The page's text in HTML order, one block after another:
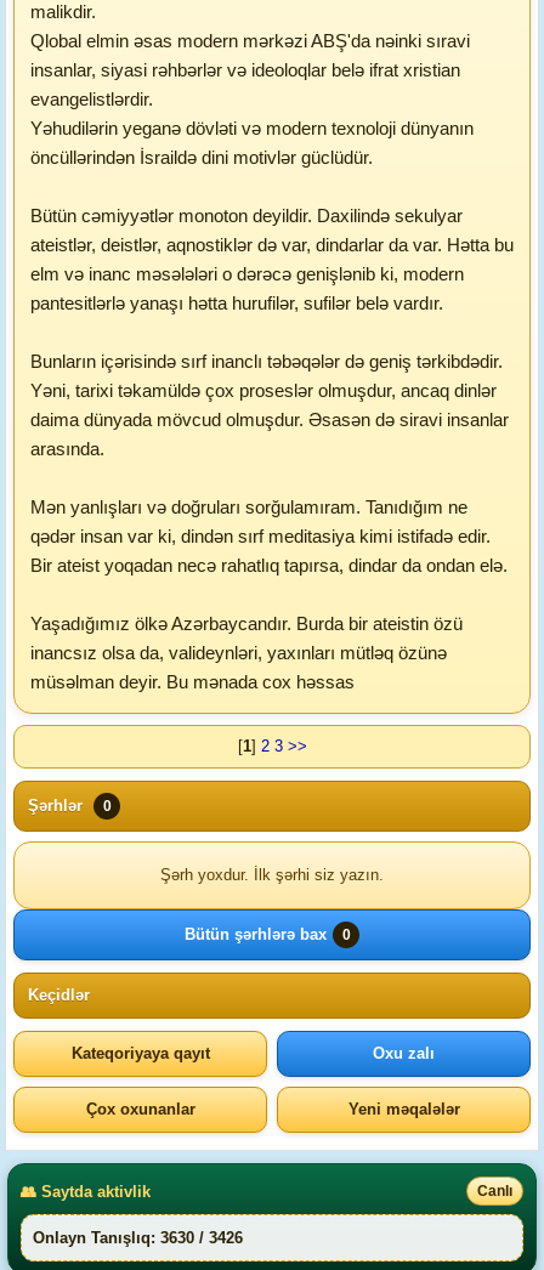
malikdir.
Qlobal elmin əsas modern mərkəzi ABŞ'da nəinki sıravi
insanlar, siyasi rəhbərlər və ideoloqlar belə ifrat xristian
evangelistlərdir.
Yəhudilərin yeganə dövləti və modern texnoloji dünyanın
öncüllərindən İsraildə dini motivlər güclüdür.
Bütün cəmiyyətlər monoton deyildir. Daxilində sekulyar
ateistlər, deistlər, aqnostiklər də var, dindarlar da var. Hətta bu
elm və inanc məsələləri o dərəcə genişlənib ki, modern
pantesitlərlə yanaşı hətta hurufilər, sufilər belə vardır.
Bunların içərisində sırf inanclı təbəqələr də geniş tərkibdədir.
Yəni, tarixi təkamüldə çox proseslər olmuşdur, ancaq dinlər
daima dünyada mövcud olmuşdur. Əsasən də siravi insanlar
arasında.
Mən yanlışları və doğruları sorğulamıram. Tanıdığım ne
qədər insan var ki, dindən sırf meditasiya kimi istifadə edir.
Bir ateist yoqadan necə rahatlıq tapırsa, dindar da ondan elə.
Yaşadığımız ölkə Azərbaycandır. Burda bir ateistin özü
inancsız olsa da, valideynləri, yaxınları mütləq özünə
müsəlman deyir. Bu mənada cox həssas
[1] 2 3 >>
Şərhlər 0
Şərh yoxdur. İlk şərhi siz yazın.
Bütün şərhlərə bax 0
Keçidlər
Kateqoriyaya qayıt Oxu zalı
Çox oxunanlar Yeni məqalələr
👥 Saytda aktivlik Canlı
Onlayn Tanışlıq: 3630 / 3426